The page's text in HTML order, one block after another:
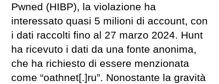
Pwned (HIBP), la violazione ha
interessato quasi 5 milioni di account, con
i dati raccolti fino al 27 marzo 2024. Hunt
ha ricevuto i dati da una fonte anonima,
che ha richiesto di essere menzionata
come “oathnet[.]ru”. Nonostante la gravità